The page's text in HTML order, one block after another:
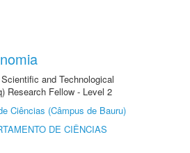
and Technological
Research Fellow - Level 2
Ciências (Câmpus de Bauru)
DE CIÊNCIAS